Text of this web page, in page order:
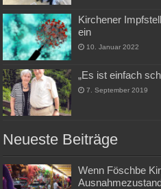
Kirchener
ein
10. Januar 2022
„Es ist einfach
7. September 2019
Neueste Beiträge
Wenn Föschbe